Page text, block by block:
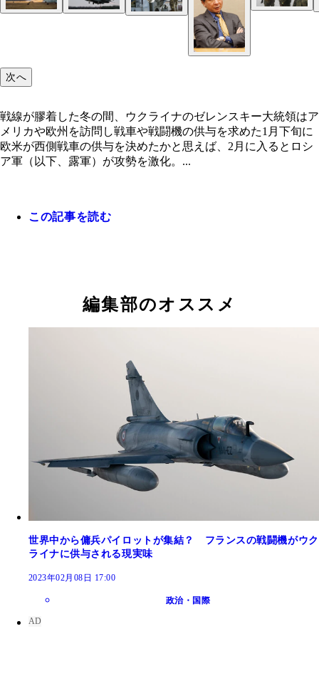
アメリカや欧州を訪問して戦車や戦闘機の供与を
ウクライナ反転攻勢きっかけになったハイマース
この1年、連日メディアで戦況解説を提供してきた
欧州諸国が供与を決めたドイツ製戦車「レオパル
プーチン大統領は3月中のドンバス全域制圧を軍に
最新の戦況と次の大反攻の予測ルート
バフムト周辺では昨夏から激戦が続く
ハイマースの射程が150kmに延びれば波及効果は
欧米が戦闘機を供与する場合の候補のひとつがF-
地上の防空ミサイルを破壊できる対レーダーミサ
「HARM」（写真／米空軍）
ロシアの動員兵の戦力化はほぼ完了したとみられる
ルカシェンコ政権が倒れれば戦争の様相は一変す
次へ
戦線が膠着した冬の間、ウクライナのゼレンスキー大統領はア
メリカや欧州を訪問し戦車や戦闘機の供与を求めた1月下旬に
欧米が西側戦車の供与を決めたかと思えば、2月に入るとロシ
ア軍（以下、露軍）が攻勢を激化。...
この記事を読む
編集部のオススメ
世界中から傭兵パイロットが集結？ フランスの戦闘機がウク
ライナに供与される現実味
2023年02月08日 17:00
政治・国際